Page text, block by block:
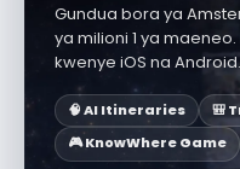
Gundua bora ya
ya milioni 1 ya
kwenye iOS na Android.
🧠 AI Itineraries
🎒
🎮 KnowWhere Game